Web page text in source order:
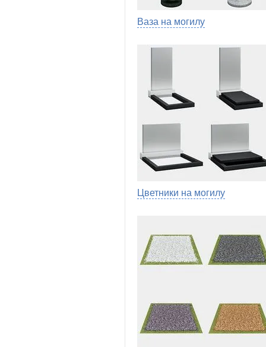
Ваза на могилу
Цветники на могилу